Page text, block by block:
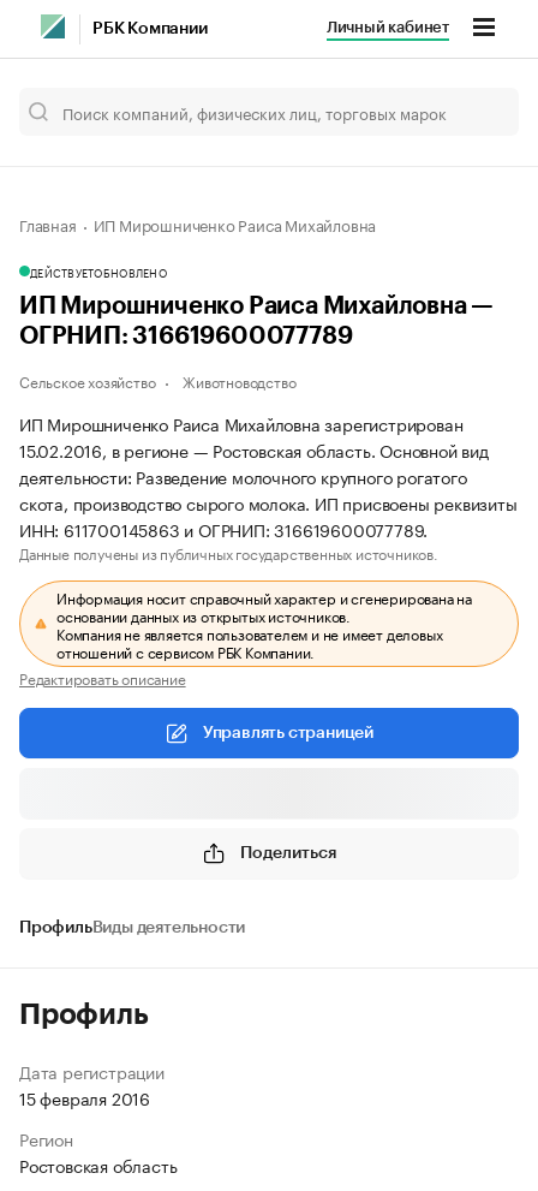
РБК Компании Личный кабинет
Главная ИП Мирошниченко Раиса Михайловна
ДЕЙСТВУЕТОБНОВЛЕНО
ИП Мирошниченко Раиса Михайловна —
ОГРНИП: 316619600077789
Сельское хозяйство Животноводство
ИП Мирошниченко Раиса Михайловна зарегистрирован
15.02.2016, в регионе — Ростовская область. Основной вид
деятельности: Разведение молочного крупного рогатого
скота, производство сырого молока. ИП присвоены реквизиты
ИНН: 611700145863 и ОГРНИП: 316619600077789.
Данные получены из публичных государственных источников.
Информация носит справочный характер и сгенерирована на
основании данных из открытых источников.
Компания не является пользователем и не имеет деловых
отношений с сервисом РБК Компании.
Редактировать описание
Управлять страницей
Поделиться
ПрофильВиды деятельности
Профиль
Дата регистрации
15 февраля 2016
Регион
Ростовская область